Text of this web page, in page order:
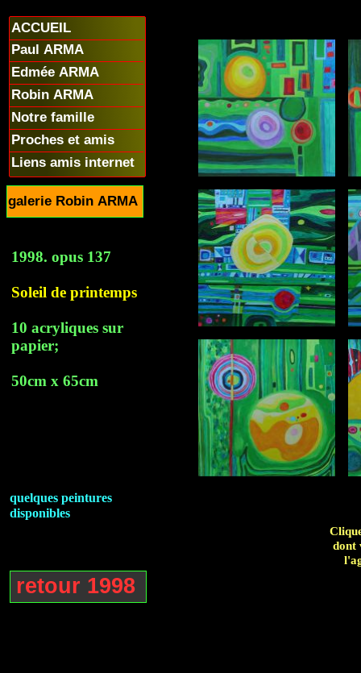
dont
1998. opus 137
Soleil de printemps
10 acryliques sur
papier;
50cm x 65cm
quelques peintures
disponibles
retour 1998
ACCUEIL
Paul ARMA
Edmée ARMA
Robin ARMA
Notre famille
Proches et amis
Liens amis internet
galerie Robin ARMA